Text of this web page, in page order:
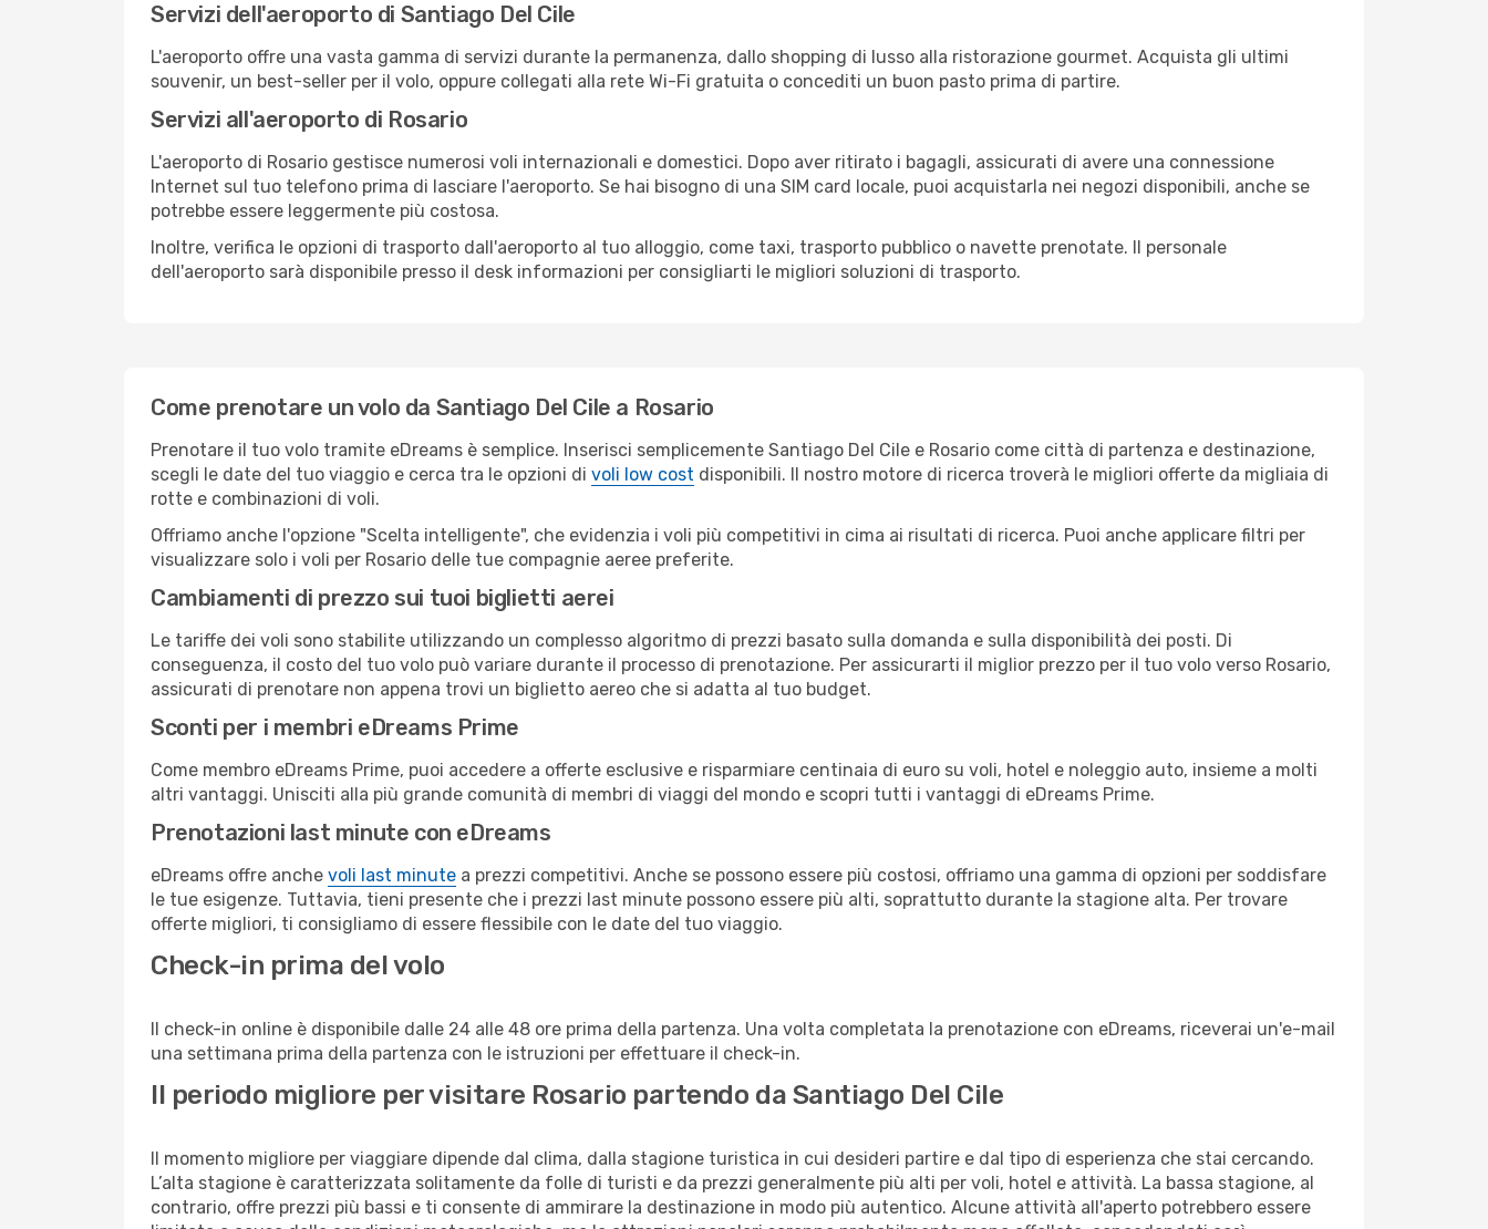
Servizi dell'aeroporto di Santiago Del Cile
L'aeroporto offre una vasta gamma di servizi durante la permanenza, dallo shopping di lusso alla ristorazione gourmet. Acquista gli ultimi
souvenir, un best-seller per il volo, oppure collegati alla rete Wi-Fi gratuita o concediti un buon pasto prima di partire.
Servizi all'aeroporto di Rosario
L'aeroporto di Rosario gestisce numerosi voli internazionali e domestici. Dopo aver ritirato i bagagli, assicurati di avere una connessione
Internet sul tuo telefono prima di lasciare l'aeroporto. Se hai bisogno di una SIM card locale, puoi acquistarla nei negozi disponibili, anche se
potrebbe essere leggermente più costosa.
Inoltre, verifica le opzioni di trasporto dall'aeroporto al tuo alloggio, come taxi, trasporto pubblico o navette prenotate. Il personale
dell'aeroporto sarà disponibile presso il desk informazioni per consigliarti le migliori soluzioni di trasporto.
Come prenotare un volo da Santiago Del Cile a Rosario
Prenotare il tuo volo tramite eDreams è semplice. Inserisci semplicemente Santiago Del Cile e Rosario come città di partenza e destinazione,
scegli le date del tuo viaggio e cerca tra le opzioni di voli low cost disponibili. Il nostro motore di ricerca troverà le migliori offerte da migliaia di
rotte e combinazioni di voli.
Offriamo anche l'opzione "Scelta intelligente", che evidenzia i voli più competitivi in cima ai risultati di ricerca. Puoi anche applicare filtri per
visualizzare solo i voli per Rosario delle tue compagnie aeree preferite.
Cambiamenti di prezzo sui tuoi biglietti aerei
Le tariffe dei voli sono stabilite utilizzando un complesso algoritmo di prezzi basato sulla domanda e sulla disponibilità dei posti. Di
conseguenza, il costo del tuo volo può variare durante il processo di prenotazione. Per assicurarti il miglior prezzo per il tuo volo verso Rosario,
assicurati di prenotare non appena trovi un biglietto aereo che si adatta al tuo budget.
Sconti per i membri eDreams Prime
Come membro eDreams Prime, puoi accedere a offerte esclusive e risparmiare centinaia di euro su voli, hotel e noleggio auto, insieme a molti
altri vantaggi. Unisciti alla più grande comunità di membri di viaggi del mondo e scopri tutti i vantaggi di eDreams Prime.
Prenotazioni last minute con eDreams
eDreams offre anche voli last minute a prezzi competitivi. Anche se possono essere più costosi, offriamo una gamma di opzioni per soddisfare
le tue esigenze. Tuttavia, tieni presente che i prezzi last minute possono essere più alti, soprattutto durante la stagione alta. Per trovare
offerte migliori, ti consigliamo di essere flessibile con le date del tuo viaggio.
Check-in prima del volo
Il check-in online è disponibile dalle 24 alle 48 ore prima della partenza. Una volta completata la prenotazione con eDreams, riceverai un'e-mail
una settimana prima della partenza con le istruzioni per effettuare il check-in.
Il periodo migliore per visitare Rosario partendo da Santiago Del Cile
Il momento migliore per viaggiare dipende dal clima, dalla stagione turistica in cui desideri partire e dal tipo di esperienza che stai cercando.
L’alta stagione è caratterizzata solitamente da folle di turisti e da prezzi generalmente più alti per voli, hotel e attività. La bassa stagione, al
contrario, offre prezzi più bassi e ti consente di ammirare la destinazione in modo più autentico. Alcune attività all'aperto potrebbero essere